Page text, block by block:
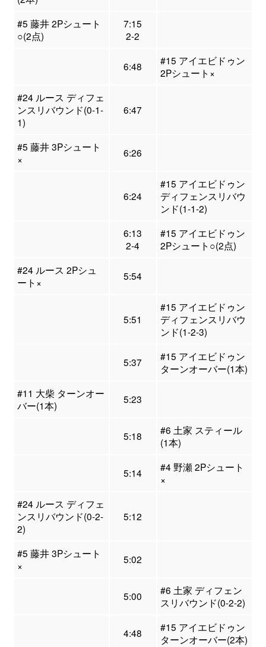
#5 藤井 2Pシュート
○(2点)
7:15
2-2
6:48
#15 アイエビドゥン
2Pシュート×
#24 ルース ディフェ
ンスリバウンド(0-1-
1)
6:47
#5 藤井 3Pシュート
×
6:26
6:24
#15 アイエビドゥン
ディフェンスリバウ
ンド(1-1-2)
6:13
2-4
#15 アイエビドゥン
2Pシュート○(2点)
#24 ルース 2Pシュ
ート×
5:54
5:51
#15 アイエビドゥン
ディフェンスリバウ
ンド(1-2-3)
5:37
#15 アイエビドゥン
ターンオーバー(1本)
#11 大柴 ターンオー
バー(1本)
5:23
5:18
#6 土家 スティール
(1本)
5:14
#4 野瀬 2Pシュート
×
#24 ルース ディフェ
ンスリバウンド(0-2-
2)
5:12
#5 藤井 3Pシュート
×
5:02
5:00
#6 土家 ディフェン
スリバウンド(0-2-2)
4:48
#15 アイエビドゥン
ターンオーバー(2本)